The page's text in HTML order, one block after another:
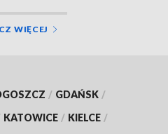
WIĘCEJ
/ GDAŃSK /
KATOWICE / KIELCE /